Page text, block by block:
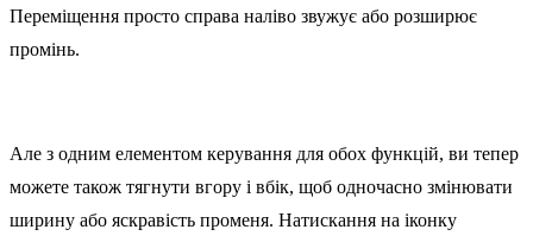
Переміщення просто справа наліво звужує або розширює
промінь.
Але з одним елементом керування для обох функцій, ви тепер
можете також тягнути вгору і вбік, щоб одночасно змінювати
ширину або яскравість променя. Натискання на іконку